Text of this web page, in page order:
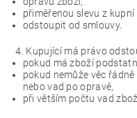
přiměřenou slevu z kupní
odstoupit od smlouvy.
Kupující má právo
pokud má zboží
pokud nemůže věc
nebo vad po opravě,
při větším počtu vad